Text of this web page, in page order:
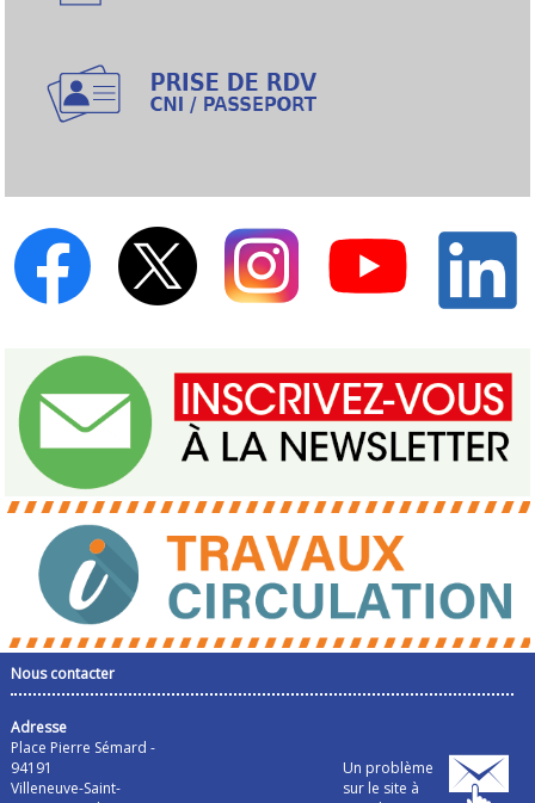
Nous contacter
Adresse
Place Pierre Sémard -
94191
Villeneuve-Saint-
Un problème
sur le site à